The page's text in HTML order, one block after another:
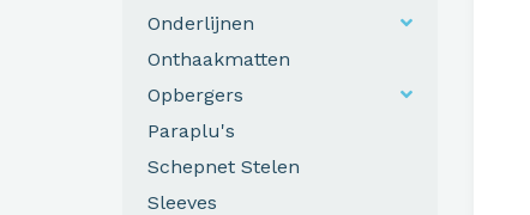
Onderlijnen
Onthaakmatten
Opbergers
Paraplu's
Schepnet Stelen
Sleeves